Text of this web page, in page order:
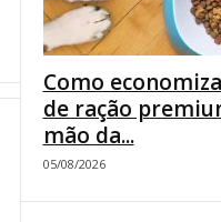
Como
de ração
mão da...
05/08/2026